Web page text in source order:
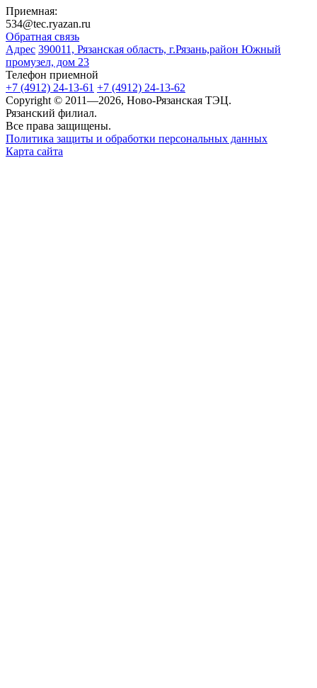
Приемная:
534@tec.ryazan.ru
Обратная связь
Адрес 390011, Рязанская область, г.Рязань,район Южный
промузел, дом 23
Телефон приемной
+7 (4912) 24-13-61 +7 (4912) 24-13-62
Copyright © 2011—2026, Ново-Рязанская ТЭЦ.
Рязанский филиал.
Все права защищены.
Политика защиты и обработки персональных данных
Карта сайта